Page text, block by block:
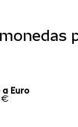
a Euro
€